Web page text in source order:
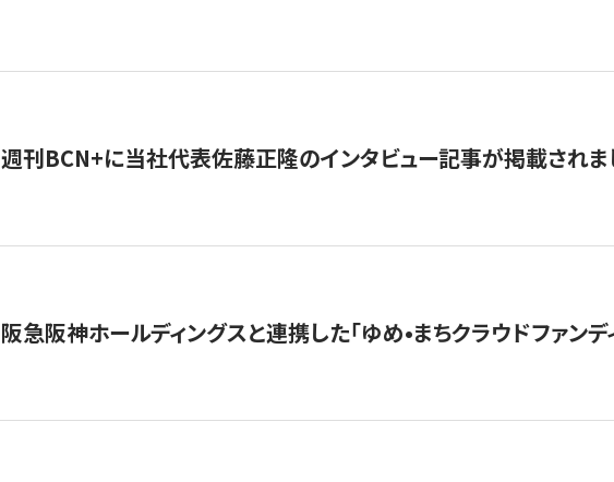
週刊BCN+に当社代表佐藤正隆のインタビュー記事が掲載されま
阪急阪神ホールディングスと連携した「ゆめ•まちクラウドファン